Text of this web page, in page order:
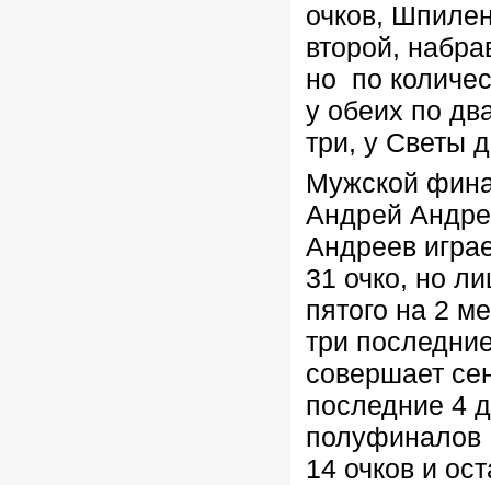
очков,
второй,
но по
у обеих по
три, у Светы
Мужской
Андрей
Андреев
31 очко, но
пятого на 2
три
совершает
последние 4
14 очков и